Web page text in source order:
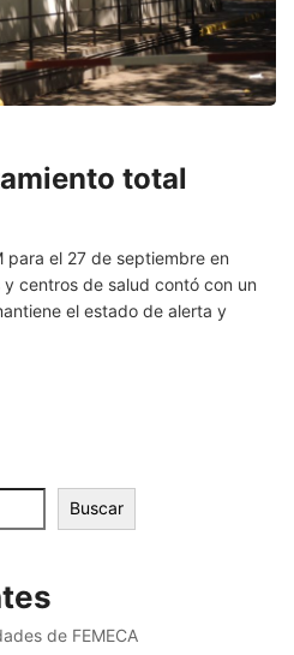
total
para el 27 de septiembre en
centros de salud contó con un
el estado de alerta y
Buscar
de FEMECA